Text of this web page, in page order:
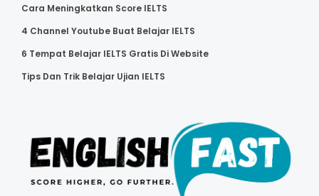
Cara Meningkatkan Score IELTS
4 Channel Youtube Buat Belajar IELTS
6 Tempat Belajar IELTS Gratis Di Website
Tips Dan Trik Belajar Ujian IELTS